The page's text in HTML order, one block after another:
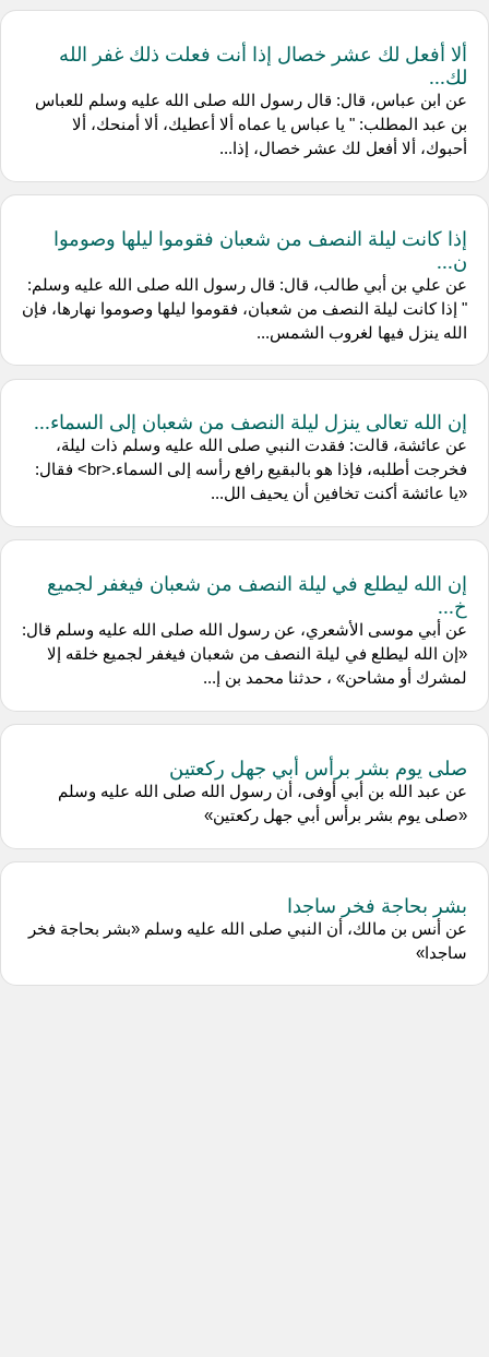
ألا أفعل لك عشر خصال إذا أنت فعلت ذلك غفر الله
لك...
عن ابن عباس، قال: قال رسول الله صلى الله عليه وسلم للعباس
بن عبد المطلب: " يا عباس يا عماه ألا أعطيك، ألا أمنحك، ألا
أحبوك، ألا أفعل لك عشر خصال، إذا...
إذا كانت ليلة النصف من شعبان فقوموا ليلها وصوموا
ن...
عن علي بن أبي طالب، قال: قال رسول الله صلى الله عليه وسلم:
" إذا كانت ليلة النصف من شعبان، فقوموا ليلها وصوموا نهارها، فإن
الله ينزل فيها لغروب الشمس...
إن الله تعالى ينزل ليلة النصف من شعبان إلى السماء...
عن عائشة، قالت: فقدت النبي صلى الله عليه وسلم ذات ليلة،
فخرجت أطلبه، فإذا هو بالبقيع رافع رأسه إلى السماء.<br> فقال:
«يا عائشة أكنت تخافين أن يحيف الل...
إن الله ليطلع في ليلة النصف من شعبان فيغفر لجميع
خ...
عن أبي موسى الأشعري، عن رسول الله صلى الله عليه وسلم قال:
«إن الله ليطلع في ليلة النصف من شعبان فيغفر لجميع خلقه إلا
لمشرك أو مشاحن» ، حدثنا محمد بن إ...
صلى يوم بشر برأس أبي جهل ركعتين
عن عبد الله بن أبي أوفى، أن رسول الله صلى الله عليه وسلم
«صلى يوم بشر برأس أبي جهل ركعتين»
بشر بحاجة فخر ساجدا
عن أنس بن مالك، أن النبي صلى الله عليه وسلم «بشر بحاجة فخر
ساجدا»